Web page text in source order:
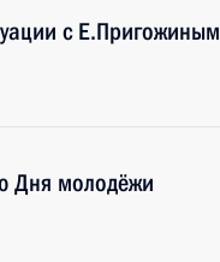
с Е.Пригожиным
Дня молодёжи